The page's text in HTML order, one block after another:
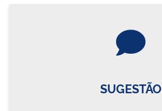
SUGESTÃO